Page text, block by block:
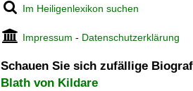
Im Heiligenlexikon suchen
Impressum - Datenschutzerklärung
Schauen Sie sich zufällige
Blath von Kildare